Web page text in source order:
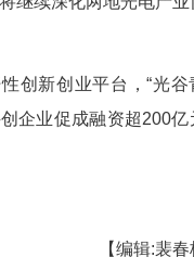
企业发展，主动
跨区域创新生态。